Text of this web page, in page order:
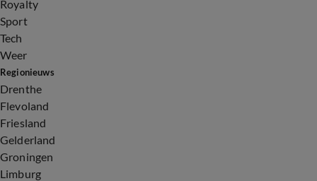
Royalty
Sport
Tech
Weer
Regionieuws
Drenthe
Flevoland
Friesland
Gelderland
Groningen
Limburg